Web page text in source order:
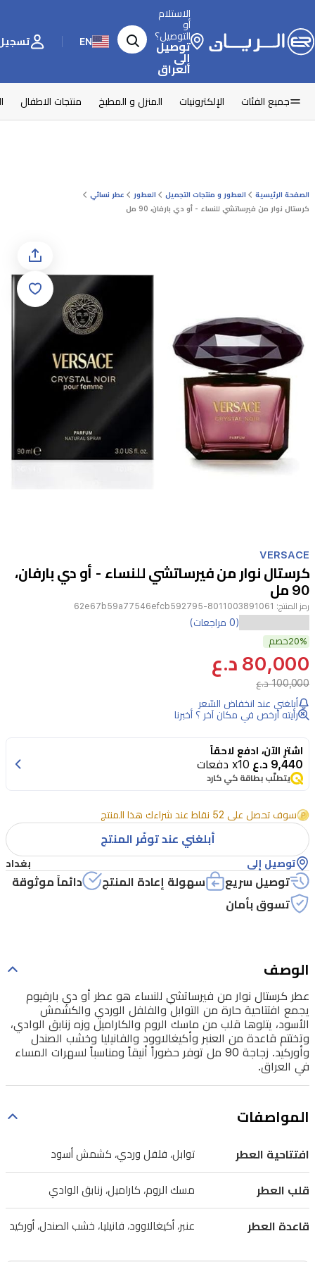
الاستلام
أو
التوصيل؟
توصيل
إلى
العراق
EN تسجيل
جميع الفئات الإلكترونيات المنزل و المطبخ منتجات الاطفال
الصفحة الرئيسية العطور و منتجات التجميل العطور
عطر نسائي
كرستال نوار من فيرساتشي للنساء - أو دي بارفان، 90 مل
1
of
1
VERSACE
كرستال نوار من فيرساتشي للنساء - أو دي بارفان،
90 مل
رمز المنتج: 8011003891061-62e67b59a77546efcb592795
كرستال
نوار
من
فيرساتشي
هو
عطر
دي
بارفيوم
يجمع
افتتاحية
حارة
من
الوردي
والكشمش
الأسود،
يتلوها
قلب
من
الروم
والكاراميل
وزه
زنابق
الوادي،
وتختتم
(0 مراجعات)
20%خصم
80,000 د.ع
100,000 د.ع
أبلغني عند انخفاض السّعر
رأيته أرخص في مكان آخر ؟ أخبرنا
اشترِ الآن، ادفع لاحقاً
9,440 د.ع x10 دفعات
يتطلّب بطاقة كي كارد
سوف تحصل على 52 نقاط عند شراءك هذا المنتج
أبلغني عند توفّر المنتج
توصيل إلى بغداد
توصيل سريع سهولة إعادة المنتج
دائماً موثوقة
تسوق بأمان
الوصف
عطر كرستال نوار من فيرساتشي للنساء هو عطر أو دي بارفيوم
يجمع افتتاحية حارة من التوابل والفلفل الوردي والكشمش
الأسود، يتلوها قلب من ماسك الروم والكاراميل وزه زنابق الوادي،
وتختتم قاعدة من العنبر وأكيغالاوود والفانيليا وخشب الصندل
وأوركيد. زجاجة 90 مل توفر حضوراً أنيقاً ومناسباً لسهرات المساء
في العراق.
المواصفات
افتتاحية العطر توابل، فلفل وردي، كشمش أسود
قلب العطر مسك الروم، كاراميل، زنابق الوادي
قاعدة العطر عنبر، أكيغالاوود، فانيليا، خشب الصندل، أوركيد